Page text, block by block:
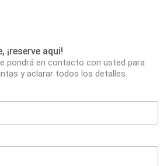
¡reserve aqui!
pondrá en contacto con usted para
y aclarar todos los detalles.